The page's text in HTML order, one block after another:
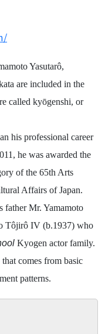
Yasutarô,
are included in the
called kyōgenshi, or
his professional career
he was awarded the
of the 65th Arts
Affairs of Japan.
father Mr. Yamamoto
Tôjirô IV (b.1937) who
Kyogen actor family.
comes from basic
patterns.